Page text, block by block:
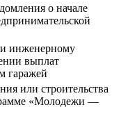
о начале
инженерному
выплат
гаражей
или строительства
«Молодежи —